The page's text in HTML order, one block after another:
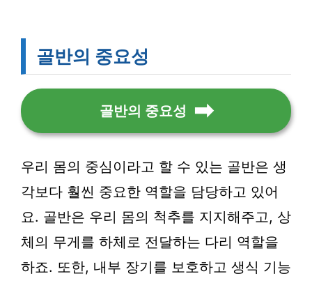
골반의 중요성
골반의 중요성
우리 몸의 중심이라고 할 수 있는 골반은 생
각보다 훨씬 중요한 역할을 담당하고 있어
요. 골반은 우리 몸의 척추를 지지해주고, 상
체의 무게를 하체로 전달하는 다리 역할을
하죠. 또한, 내부 장기를 보호하고 생식 기능